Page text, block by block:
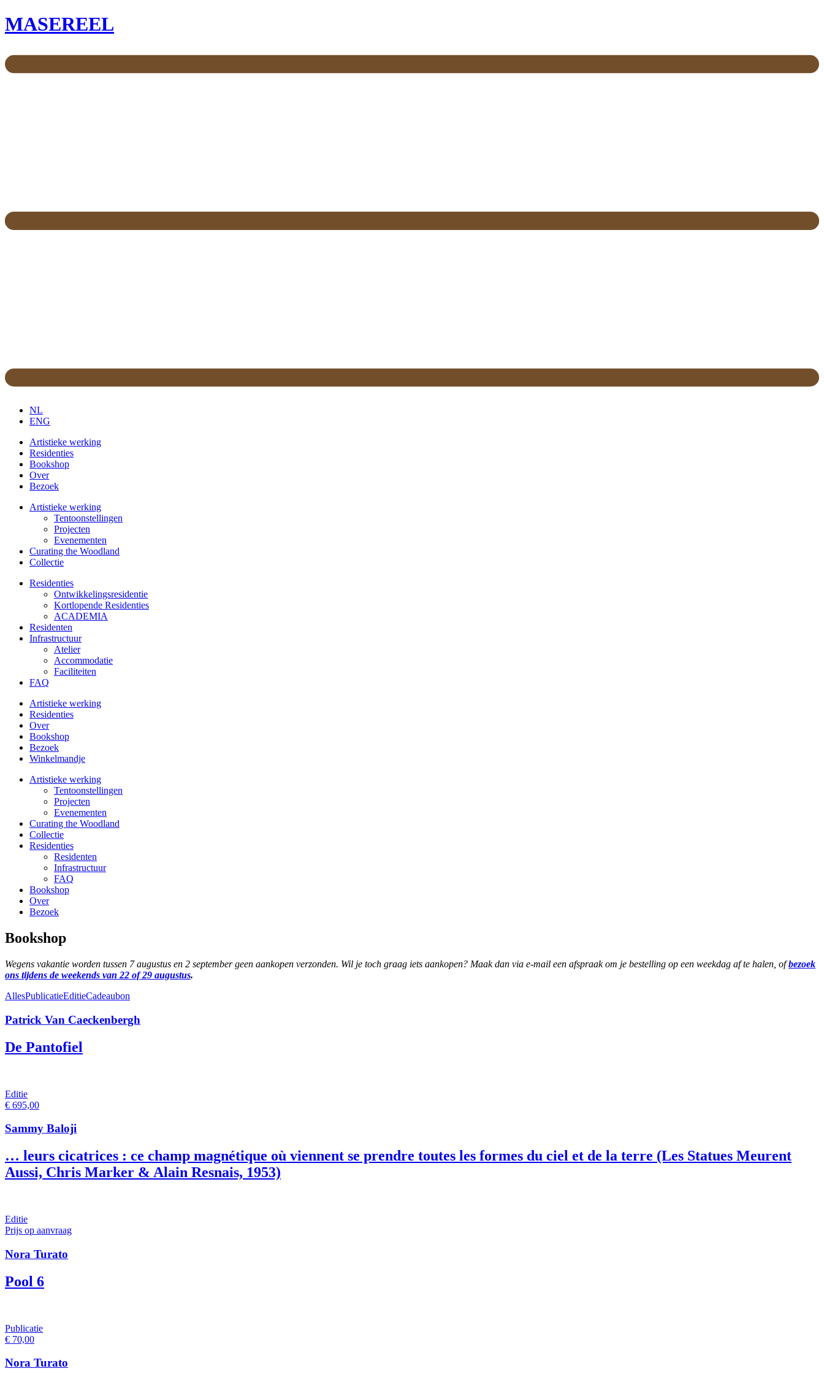
MASEREEL
NL
ENG
Artistieke werking
Residenties
Bookshop
Over
Bezoek
Artistieke werking
Tentoonstellingen
Projecten
Evenementen
Curating the Woodland
Collectie
Residenties
Ontwikkelings­residentie
Kortlopende Residenties
ACADEMIA
Residenten
Infrastructuur
Atelier
Accommodatie
Faciliteiten
FAQ
Artistieke werking
Residenties
Over
Bookshop
Bezoek
Winkelmandje
Artistieke werking
Tentoonstellingen
Projecten
Evenementen
Curating the Woodland
Collectie
Residenties
Residenten
Infrastructuur
FAQ
Bookshop
Over
Bezoek
Bookshop
Wegens vakantie worden tussen 7 augustus en 2 september geen aankopen verzonden. Wil je toch graag iets aankopen? Maak dan via e-mail een afspraak om je bestelling op een weekdag af te halen, ofbezoek
ons tijdens de weekends van 22 of 29 augustus.
AllesPublicatieEditieCadeaubon
Patrick Van Caeckenbergh
De Pantofiel
Editie
€ 695,00
Sammy Baloji
… leurs cicatrices : ce champ magnétique où viennent se prendre toutes les formes du ciel et de la terre (Les Statues Meurent
Aussi, Chris Marker & Alain Resnais, 1953)
Editie
Prijs op aanvraag
Nora Turato
Pool 6
Publicatie
€ 70,00
Nora Turato